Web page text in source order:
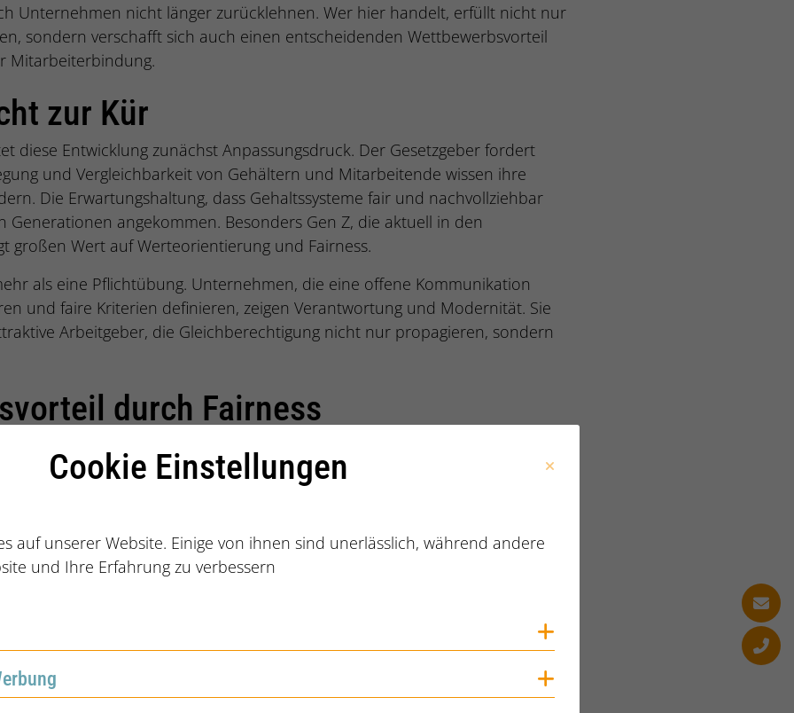
Unternehmen nicht länger zurücklehnen. Wer hier handelt, erfüllt nicht nur
sondern verschafft sich auch einen entscheidenden Wettbewerbsvorteil
Mitarbeiterbindung.
zur Kür
diese Entwicklung zunächst Anpassungsdruck. Der Gesetzgeber fordert
und Vergleichbarkeit von Gehältern und Mitarbeitende wissen ihre
Die Erwartungshaltung, dass Gehaltssysteme fair und nachvollziehbar
Generationen angekommen. Besonders Gen Z, die aktuell in den
großen Wert auf Werteorientierung und Fairness.
als eine Pflichtübung. Unternehmen, die eine offene Kommunikation
und faire Kriterien definieren, zeigen Verantwortung und Modernität. Sie
Arbeitgeber, die Gleichberechtigung nicht nur propagieren, sondern
durch Fairness
und Loyalität der Mitarbeitenden. Wer das Gefühl hat, für gleiche Arbeit
identifiziert sich stärker mit dem Unternehmen und ist weniger
schafft Vertrauen. Wenn Mitarbeitende nachvollziehen können, wie
und Bewerberinnen nehmen Unternehmen, die ihre
als glaubwürdig und integer wahr. Dies hat eine größere Wirkung als
Cookie Einstellungen
auf unserer Website. Einige von ihnen sind unerlässlich, während andere
und Ihre Erfahrung zu verbessern
Cookies anzeigen